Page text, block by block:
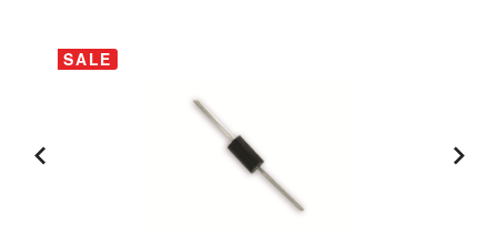
Bildergalerie überspringen
SALE